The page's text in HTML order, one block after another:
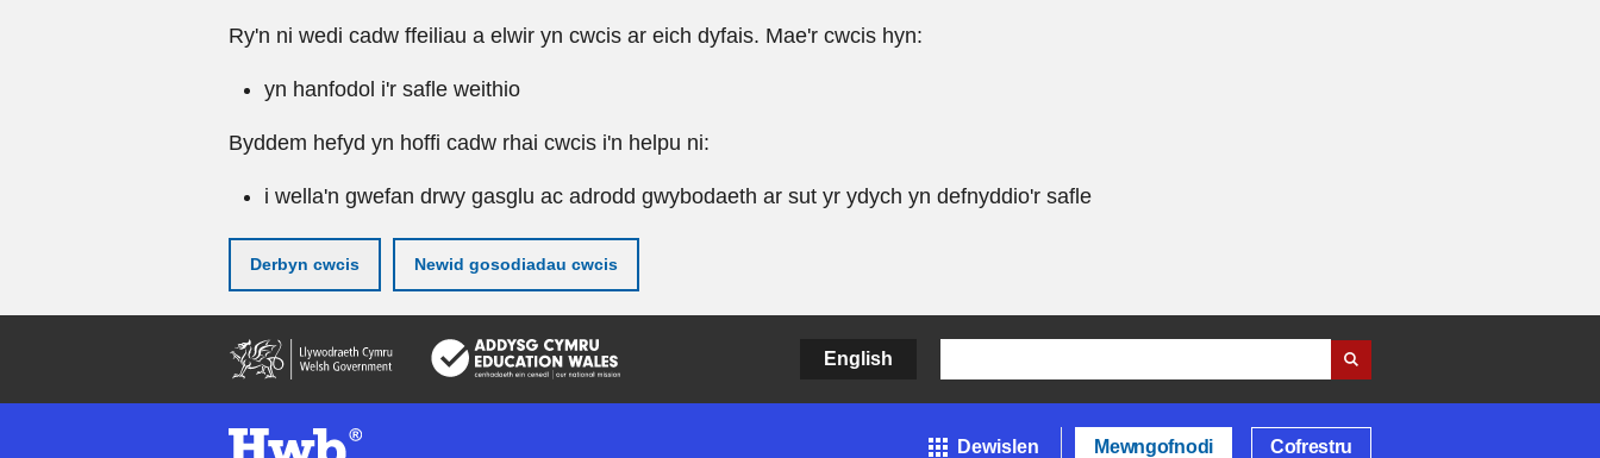
Ry'n ni wedi cadw ffeiliau a elwir yn cwcis ar eich dyfais. Mae'r cwcis hyn:
yn hanfodol i'r safle weithio
Byddem hefyd yn hoffi cadw rhai cwcis i'n helpu ni:
i wella'n gwefan drwy gasglu ac adrodd gwybodaeth ar sut yr ydych yn defnyddio'r safle
Derbyn cwcis Newid gosodiadau cwcis
gynnwy
English
Dewislen Mewngofnodi Cofrestru